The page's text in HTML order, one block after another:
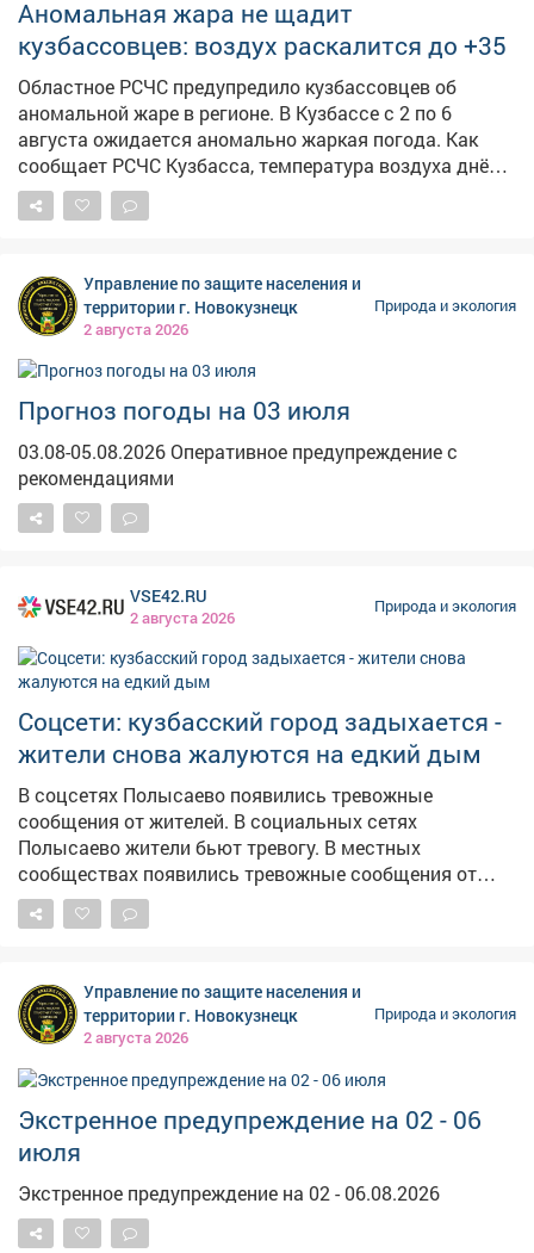
погода должна смениться дождями. Ранее
сообщалось, что в августе будут температуры чуть
выше нормы .
Аномальная жара не щадит
кузбассовцев: воздух раскалится до +35
Областное РСЧС предупредило кузбассовцев об
аномальной жаре в регионе. В Кузбассе с 2 по 6
августа ожидается аномально жаркая погода. Как
сообщает РСЧС Кузбасса, температура воздуха днём
достигнет +30°С и выше, в отдельных районах – до
+33…+35°С. Ночью столбики термометров не
облачность, местами возможны кратковременные
дожди и грозы. Ветер юго-восточный, 2–9 м/с,
класса. Спасатели напоминают: в жару важно пить
больше воды, избегать длительного пребывания на
солнце и не оставлять детей в закрытых
автомобилях. При ухудшении самочувствия
немедленно обращайтесь за помощью. Номер вызова
экстренных служб – 112.
Управление по защите населения и
территории г. Новокузнецк
2 августа 2026
Природа и экология
Прогноз погоды на 03 июля
03.08-05.08.2026 Оперативное предупреждение с
рекомендациями
VSE42.RU
2 августа 2026
Природа и экология
Соцсети: кузбасский город задыхается -
жители снова жалуются на едкий дым
В соцсетях Полысаево появились тревожные
сообщения от жителей. В социальных сетях
Полысаево жители бьют тревогу. В местных
сообществах появились тревожные сообщения от
жителей, гдегорожане жалуются на местный
асфальтовый завод.Предприятие,по их словам,
что в городе нечем дышать. К посту жители
приложили видеозапись, на которой действительно
заметны клубы густого чёрного дыма,
меры и надеются на вмешательство профильных
ведомств. Официальных комментариев от
администрации или завода на момент публикации не
поступило.
Управление по защите населения и
территории г. Новокузнецк
2 августа 2026
Природа и экология
Экстренное предупреждение на 02 - 06
июля
Экстренное предупреждение на 02 - 06.08.2026